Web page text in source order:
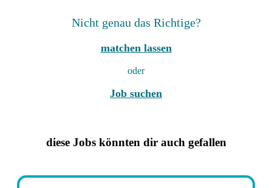
Nicht genau das Richtige?
matchen lassen
oder
Job suchen
diese Jobs könnten dir auch gefallen